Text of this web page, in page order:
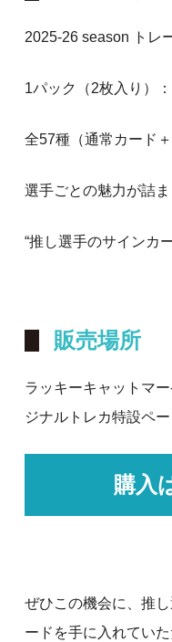
2025-26 season トレ
1パック（2枚入り）
全57種（通常カード
選手ごとの魅力が詰
“推し選手のサインカ
販売場所
ラッキーキャットマ
ジナルトレカ特設ペー
購入
ぜひこの機会に、推
ードを手に入れてい